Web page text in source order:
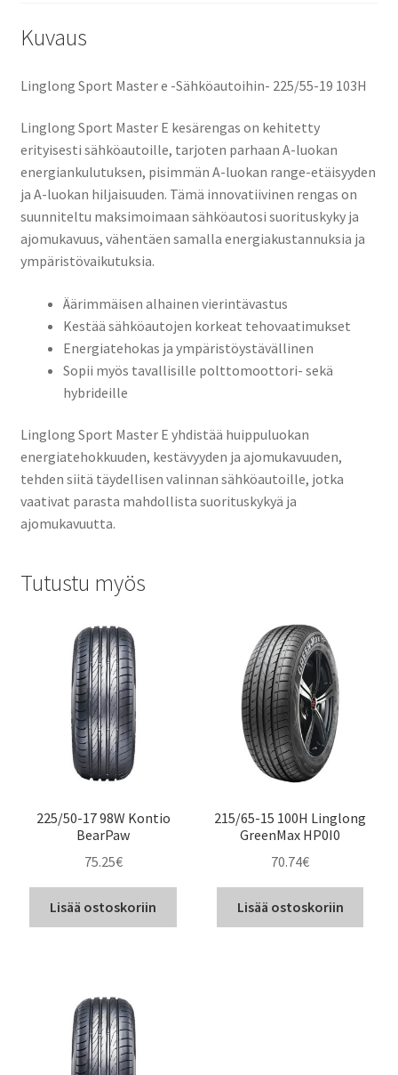
Kuvaus
Linglong Sport Master e -Sähköautoihin- 225/55-19 103H
Linglong Sport Master E kesärengas on kehitetty
erityisesti sähköautoille, tarjoten parhaan A-luokan
energiankulutuksen, pisimmän A-luokan range-etäisyyden
ja A-luokan hiljaisuuden. Tämä innovatiivinen rengas on
suunniteltu maksimoimaan sähköautosi suorituskyky ja
ajomukavuus, vähentäen samalla energiakustannuksia ja
ympäristövaikutuksia.
Äärimmäisen alhainen vierintävastus
Kestää sähköautojen korkeat tehovaatimukset
Energiatehokas ja ympäristöystävällinen
Sopii myös tavallisille polttomoottori- sekä
hybrideille
Linglong Sport Master E yhdistää huippuluokan
energiatehokkuuden, kestävyyden ja ajomukavuuden,
tehden siitä täydellisen valinnan sähköautoille, jotka
vaativat parasta mahdollista suorituskykyä ja
ajomukavuutta.
Tutustu myös
225/50-17 98W Kontio
BearPaw
75.25€
Lisää ostoskoriin
215/65-15 100H Linglong
GreenMax HP0I0
70.74€
Lisää ostoskoriin